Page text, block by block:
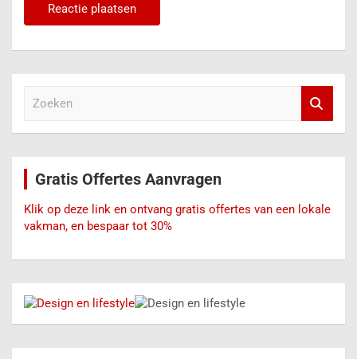
Gratis Offertes Aanvragen
Klik op deze link en ontvang gratis offertes van een lokale
vakman, en bespaar tot 30%